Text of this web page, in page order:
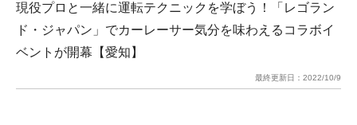
現役プロと一緒に運転テクニックを学ぼう！「レゴラン
ド・ジャパン」でカーレーサー気分を味わえるコラボイ
ベントが開幕【愛知】
最終更新日： 2022/10/9